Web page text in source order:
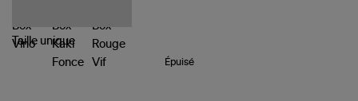
Taille unique
Épuisé